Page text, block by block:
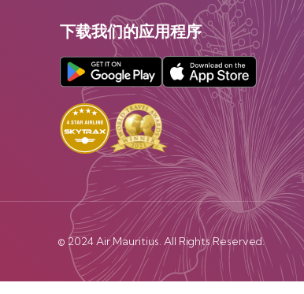
下载我们的应用程序
© 2024 Air Mauritius. All Rights Reserved.